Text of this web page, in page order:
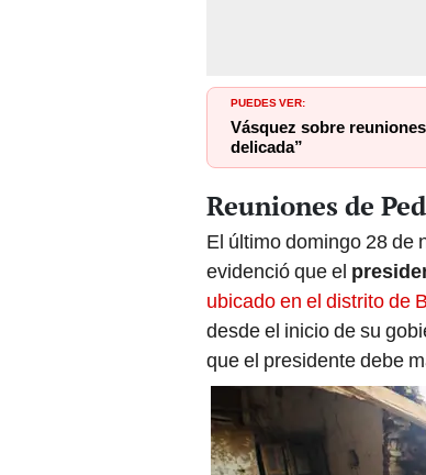
PUEDES VER:
Vásquez sobre
delicada”
Reuniones de
El último domingo 28 de
evidenció que el
ubicado en el distrito de
desde el inicio de su
que el presidente debe